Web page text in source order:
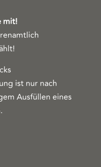
mit!
ist nur nach
Ausfüllen eines